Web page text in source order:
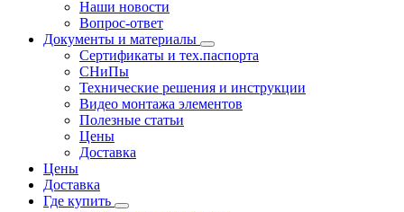
Наши новости
Вопрос-ответ
Документы и материалы
Сертификаты и тех.паспорта
СНиПы
Технические решения и инструкции
Видео монтажа элементов
Полезные статьи
Цены
Доставка
Цены
Доставка
Где купить